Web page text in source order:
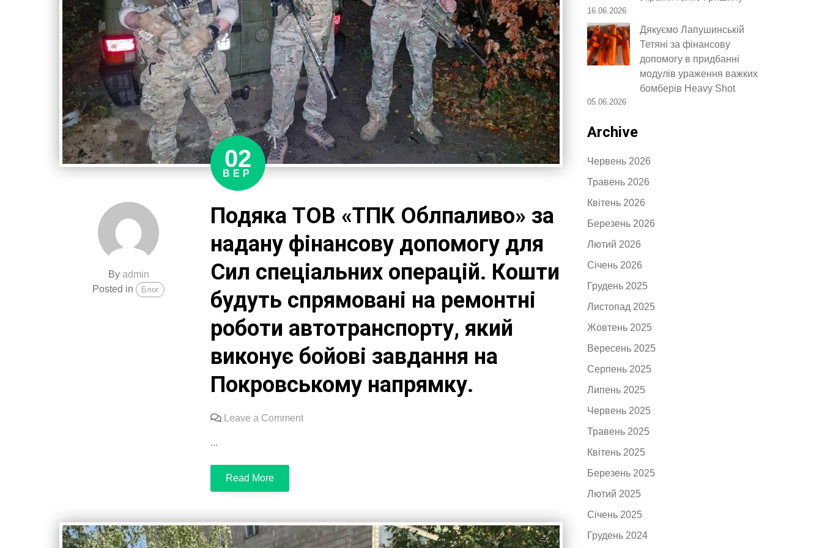
02
ВЕР
By admin
Posted in
Блог
Подяка ТОВ «ТПК Облпаливо» за
надану фінансову допомогу для
Сил спеціальних операцій. Кошти
будуть спрямовані на ремонтні
роботи автотранспорту, який
виконує бойові завдання на
Покровському напрямку.
Leave a Commenton
фінансову
допомогу
...
Read More
16.06.2026
Дякуємо Лапушинській
Тетяні за фінансову
допомогу в придбанні
модулів ураження важких
бомберів Heavy Shot
05.06.2026
Archive
Червень 2026
Травень 2026
Квітень 2026
Березень 2026
Лютий 2026
Січень 2026
Грудень 2025
Листопад 2025
Жовтень 2025
Вересень 2025
Серпень 2025
Липень 2025
Червень 2025
Травень 2025
Квітень 2025
Березень 2025
Лютий 2025
Січень 2025
Грудень 2024